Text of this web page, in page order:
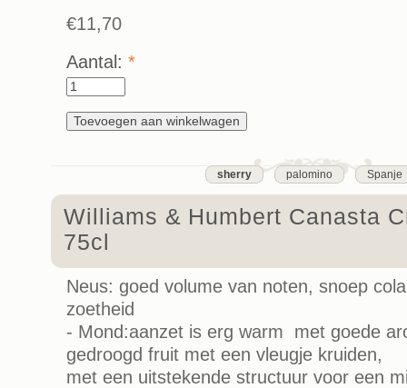
€11,70
Aantal: *
sherry palomino Spanje
Williams & Humbert Canasta
75cl
Neus: goed volume van noten, snoep
zoetheid
- Mond:aanzet is erg warm met goede
gedroogd fruit met een vleugje kruiden,
met een uitstekende structuur voor een